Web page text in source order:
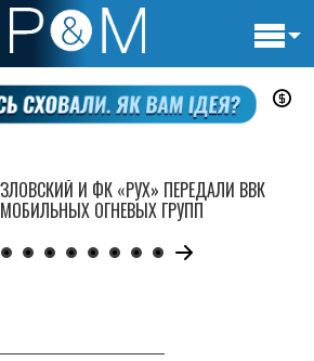
И ФК «РУХ» ПЕРЕДАЛИ ВВК
ОГНЕВЫХ ГРУПП